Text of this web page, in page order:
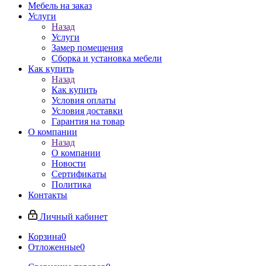
Мебель на заказ
Услуги
Назад
Услуги
Замер помещения
Сборка и установка мебели
Как купить
Назад
Как купить
Условия оплаты
Условия доставки
Гарантия на товар
О компании
Назад
О компании
Новости
Сертификаты
Политика
Контакты
Личный кабинет
Корзина0
Отложенные0